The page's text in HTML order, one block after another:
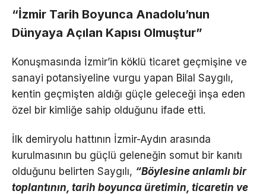
“İzmir Tarih Boyunca Anadolu’nun
Dünyaya Açılan Kapısı Olmuştur”
Konuşmasında İzmir’in köklü ticaret geçmişine ve
sanayi potansiyeline vurgu yapan Bilal Saygılı,
kentin geçmişten aldığı güçle geleceği inşa eden
özel bir kimliğe sahip olduğunu ifade etti.
İlk demiryolu hattının İzmir-Aydın arasında
kurulmasının bu güçlü geleneğin somut bir kanıtı
olduğunu belirten Saygılı, “Böylesine anlamlı bir
toplantının, tarih boyunca üretimin, ticaretin ve